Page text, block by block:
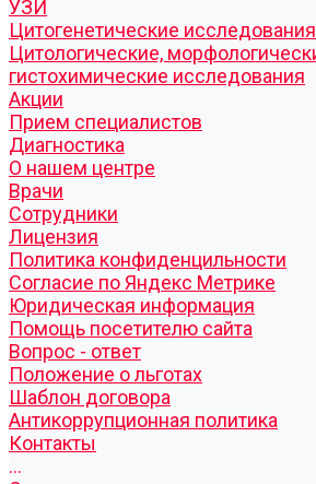
УЗИ
Цитогенетические исследования
Цитологические,
гистохимические исследования
Акции
Прием специалистов
Диагностика
О нашем центре
Врачи
Сотрудники
Лицензия
Политика конфиденцильности
Согласие по Яндекс Метрике
Юридическая информация
Помощь посетителю сайта
Вопрос - ответ
Положение о льготах
Шаблон договора
Антикоррупционная политика
Контакты
...